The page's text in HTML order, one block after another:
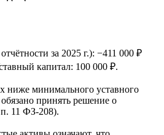
за 2025 г.): −411 000 ₽
капитал: 100 000 ₽.
ниже минимального уставного
принять решение о
11 ФЗ-208).